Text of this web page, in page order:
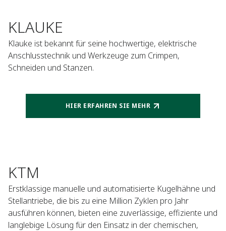
KLAUKE
Klauke ist bekannt für seine hochwertige, elektrische
Anschlusstechnik und Werkzeuge zum Crimpen,
Schneiden und Stanzen.
HIER ERFAHREN SIE MEHR
KTM
Erstklassige manuelle und automatisierte Kugelhähne und
Stellantriebe, die bis zu eine Million Zyklen pro Jahr
ausführen können, bieten eine zuverlässige, effiziente und
langlebige Lösung für den Einsatz in der chemischen,